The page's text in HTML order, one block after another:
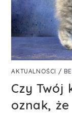
AKTUALNOŚCI /
Czy Twój
oznak, że